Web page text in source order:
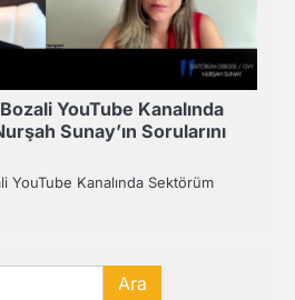
YouTube Kanalında
Sunay’ın Sorularını
YouTube Kanalında Sektörüm